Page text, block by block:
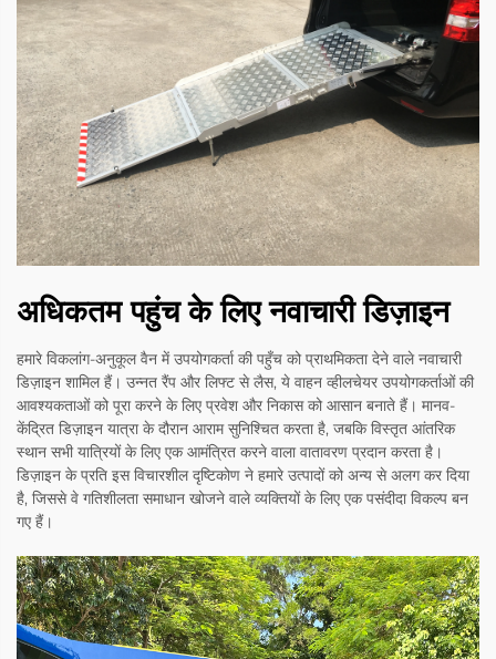
अधिकतम पहुंच के लिए नवाचारी डिज़ाइन
हमारे विकलांग-अनुकूल वैन में उपयोगकर्ता की पहुँच को प्राथमिकता देने वाले नवाचारी
डिज़ाइन शामिल हैं। उन्नत रैंप और लिफ्ट से लैस, ये वाहन व्हीलचेयर उपयोगकर्ताओं की
आवश्यकताओं को पूरा करने के लिए प्रवेश और निकास को आसान बनाते हैं। मानव-
केंद्रित डिज़ाइन यात्रा के दौरान आराम सुनिश्चित करता है, जबकि विस्तृत आंतरिक
स्थान सभी यात्रियों के लिए एक आमंत्रित करने वाला वातावरण प्रदान करता है।
डिज़ाइन के प्रति इस विचारशील दृष्टिकोण ने हमारे उत्पादों को अन्य से अलग कर दिया
है, जिससे वे गतिशीलता समाधान खोजने वाले व्यक्तियों के लिए एक पसंदीदा विकल्प बन
गए हैं।